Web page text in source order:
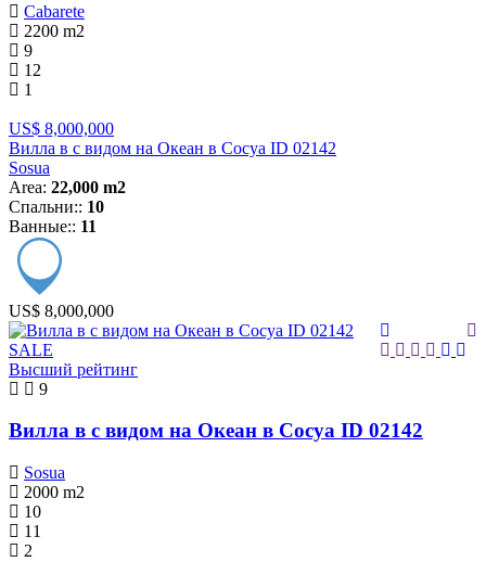
Cabarete
2200 m2
9
12
1
US$ 8,000,000
Вилла в с видом на Океан в Сосуа ID 02142
Sosua
Area: 22,000 m2
Спальни:: 10
Ванные:: 11
US$ 8,000,000
SALE
Высший рейтинг
9
Вилла в с видом на Океан в Сосуа ID 02142
Sosua
2000 m2
10
11
2